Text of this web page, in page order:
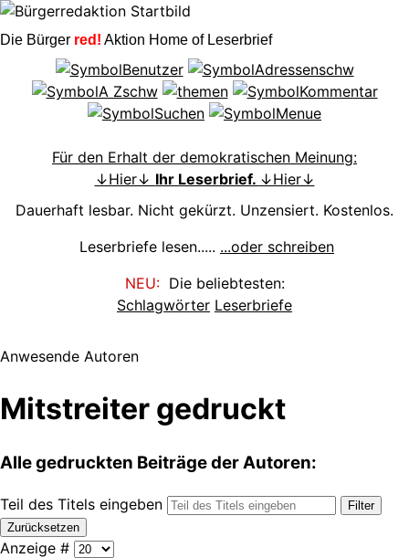
Die Bürger red! Aktion Home of Leserbrief
Für den Erhalt der demokratischen Meinung:
↓Hier↓ Ihr Leserbrief. ↓Hier↓
Dauerhaft lesbar. Nicht gekürzt. Unzensiert. Kostenlos.
Leserbriefe lesen..... ...oder schreiben
NEU:Die beliebtesten:
Schlagwörter Leserbriefe
Anwesende Autoren
Mitstreiter gedruckt
Alle gedruckten Beiträge der Autoren:
Teil des Titels eingeben
Filter
Zurücksetzen
Anzeige #